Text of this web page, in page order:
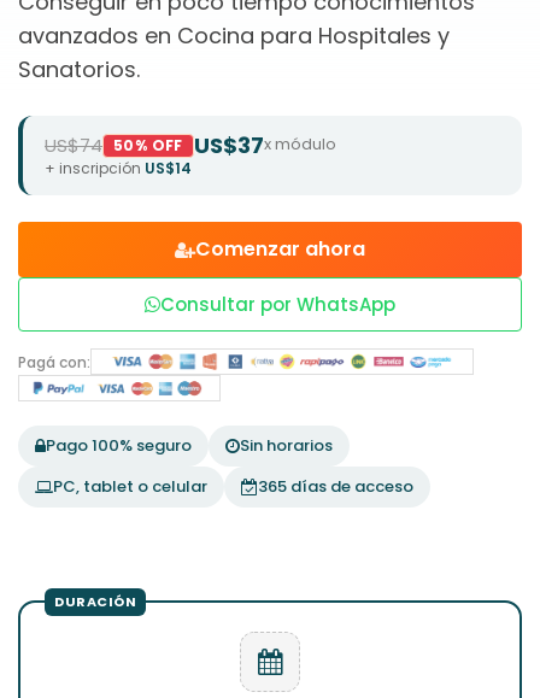
avanzados en Cocina para Hospitales y
Sanatorios.
US$74 50% OFF US$37x módulo
+ inscripción US$14
Comenzar ahora
Consultar por WhatsApp
Pagá con:
Pago 100% seguro
Sin horarios
PC, tablet o celular
365 días de acceso